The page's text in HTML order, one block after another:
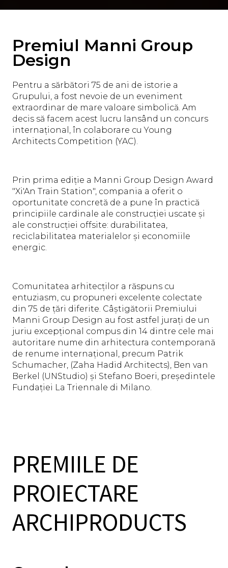
Premiul Manni Group
Design
Pentru a sărbători 75 de ani de istorie a
Grupului, a fost nevoie de un eveniment
extraordinar de mare valoare simbolică. Am
decis să facem acest lucru lansând un concurs
internațional, în colaborare cu Young
Architects Competition (YAC).
Prin prima ediție a Manni Group Design Award
"Xi'An Train Station", compania a oferit o
oportunitate concretă de a pune în practică
principiile cardinale ale construcției uscate și
ale construcției offsite: durabilitatea,
reciclabilitatea materialelor și economiile
energic.
Comunitatea arhitecților a răspuns cu
entuziasm, cu propuneri excelente colectate
din 75 de țări diferite. Câștigătorii Premiului
Manni Group Design au fost astfel jurați de un
juriu excepțional compus din 14 dintre cele mai
autoritare nume din arhitectura contemporană
de renume internațional, precum Patrik
Schumacher, (Zaha Hadid Architects), Ben van
Berkel (UNStudio) și Stefano Boeri, președintele
Fundației La Triennale di Milano.
PREMIILE DE
PROIECTARE
ARCHIPRODUCTS